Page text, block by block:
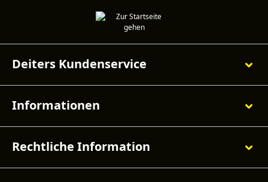
Deiters Kundenservice
Informationen
Rechtliche Information